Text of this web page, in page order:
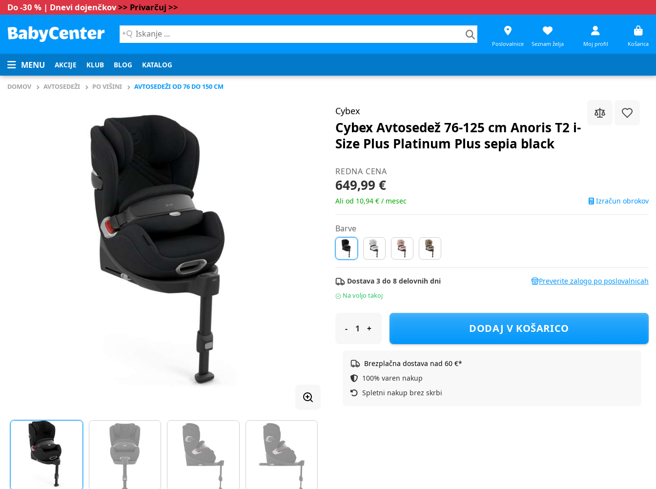
Do -30 % | Dnevi dojenčkov>> Privarčuj >>
Iskanje
...
Poslovalnice Seznam želja Moj profil Košarica
MENU AKCIJE KLUB BLOG KATALOG
DOMOV AVTOSEDEŽI PO VIŠINI AVTOSEDEŽI OD 76 DO 150 CM
Cybex
Cybex Avtosedež 76-125 cm Anoris T2 i-
Size Plus Platinum Plus sepia black
REDNA CENA
649,99 €
Ali od 10,94 € / mesec Izračun obrokov
Barve
Dostava 3 do 8 delovnih dni Preverite zalogo po poslovalnicah
Na voljo takoj
Cybex Avtosedež 76-125 cm Anoris T2 i-Size Plus Platinum Plus sepia black
DODAJ V KOŠARICO
Brezplačna dostava nad 60 €*
100% varen nakup
Spletni nakup brez skrbi